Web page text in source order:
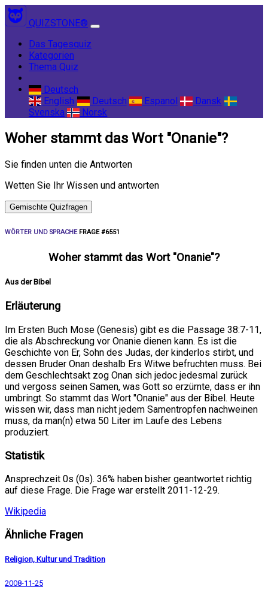
QUIZSTONE®
Das Tagesquiz
Kategorien
Thema Quiz
Deutsch
English
Deutsch Espanol
Dansk
Svenska
Norsk
Woher stammt das Wort "Onanie"?
Sie finden unten die Antworten
Wetten Sie Ihr Wissen und antworten
Gemischte Quizfragen
WÖRTER UND SPRACHEFRAGE #6551
Woher stammt das Wort "Onanie"?
Aus der Bibel
Erläuterung
Im Ersten Buch Mose (Genesis) gibt es die Passage 38:7-11,
die als Abschreckung vor Onanie dienen kann. Es ist die
Geschichte von Er, Sohn des Judas, der kinderlos stirbt, und
dessen Bruder Onan deshalb Ers Witwe befruchten muss. Bei
dem Geschlechtsakt zog Onan sich jedoc jedesmal zurück
und vergoss seinen Samen, was Gott so erzürnte, dass er ihn
umbringt. So stammt das Wort "Onanie" aus der Bibel. Heute
wissen wir, dass man nicht jedem Samentropfen nachweinen
muss, da man(n) etwa 50 Liter im Laufe des Lebens
produziert.
Statistik
Ansprechzeit 0s (0s). 36% haben bisher geantwortet richtig
auf diese Frage. Die Frage war erstellt 2011-12-29.
Wikipedia
Ähnliche Fragen
Religion, Kultur und Tradition
2008-11-25